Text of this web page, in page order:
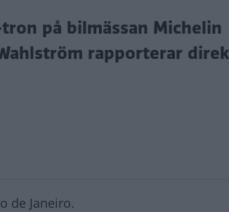
på bilmässan Michelin
rapporterar
de Janeiro.